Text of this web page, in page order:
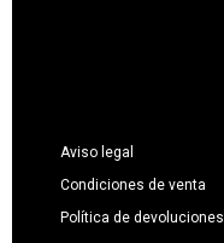
Aviso legal
Condiciones de venta
Política de devoluciones